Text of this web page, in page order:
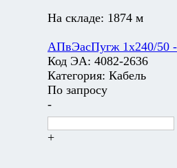
На складе: 1874 м
АПвЭасПугж 1х240/50
Код ЭА: 4082-2636
Категория: Кабель
По запросу
-
+